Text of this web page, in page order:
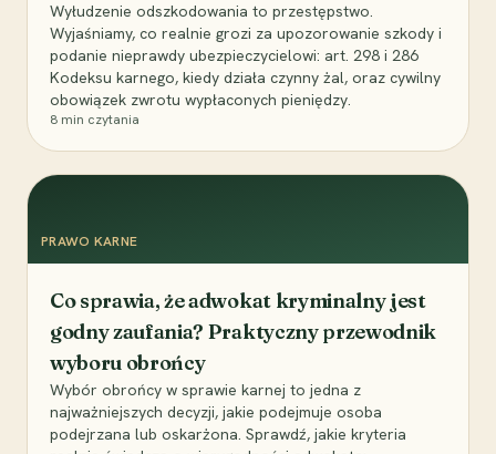
Wyłudzenie odszkodowania to przestępstwo.
Wyjaśniamy, co realnie grozi za upozorowanie szkody i
podanie nieprawdy ubezpieczycielowi: art. 298 i 286
Kodeksu karnego, kiedy działa czynny żal, oraz cywilny
obowiązek zwrotu wypłaconych pieniędzy.
8 min czytania
PRAWO KARNE
Co sprawia, że adwokat kryminalny jest
godny zaufania? Praktyczny przewodnik
wyboru obrońcy
Wybór obrońcy w sprawie karnej to jedna z
najważniejszych decyzji, jakie podejmuje osoba
podejrzana lub oskarżona. Sprawdź, jakie kryteria